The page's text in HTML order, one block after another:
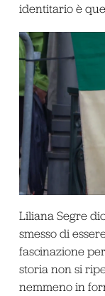
identitario è
Liliana Segre
smesso di
fascinazione
storia non si
nemmeno in